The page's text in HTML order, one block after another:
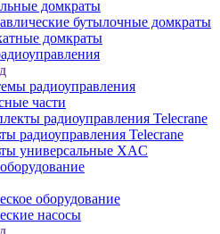
домкраты
бутылочные домкраты
домкраты
радиоуправления
части
радиоуправления Telecrane
радиоуправления Telecrane
универсальные XAC
оборудование
насосы